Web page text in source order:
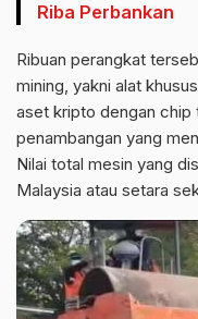
Riba Perbankan
Ribuan perangkat
mining, yakni alat
aset kripto dengan
penambangan yang
Nilai total mesin yang
Malaysia atau setara